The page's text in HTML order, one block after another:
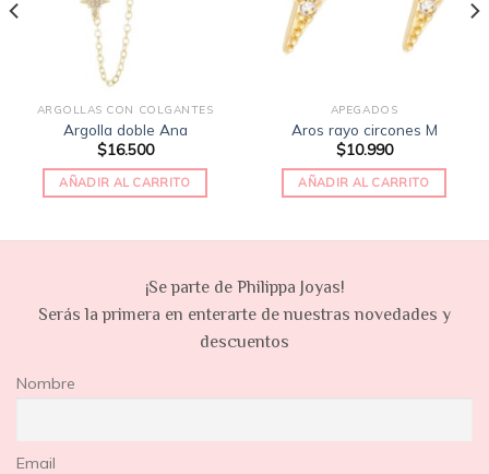
ARGOLLAS CON COLGANTES
Argolla doble Ana
$16.500
AÑADIR AL CARRITO
APEGADOS
Aros rayo circones M
$10.990
AÑADIR AL CARRITO
¡Se parte de Philippa Joyas!
Serás la primera en enterarte de nuestras novedades y
descuentos
Nombre
Email